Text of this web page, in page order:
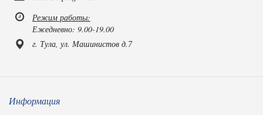
Режим работы:
Ежедневно: 9.00-19.00
г. Тула, ул. Машинистов д.7
Информация